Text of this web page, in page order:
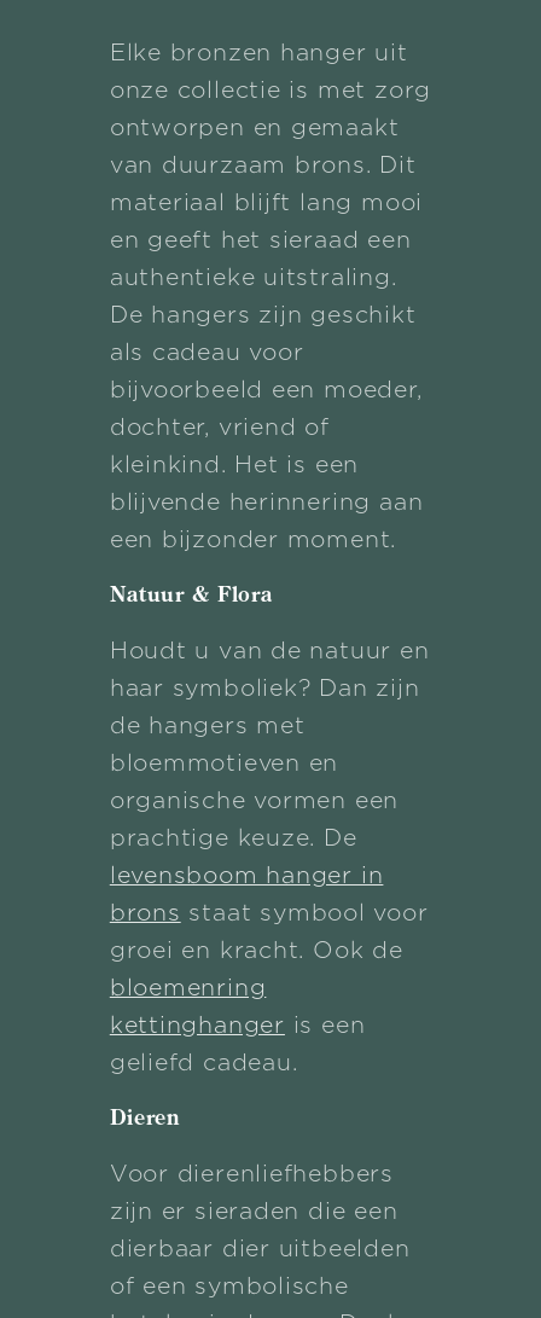
Elke bronzen hanger uit
onze collectie is met zorg
ontworpen en gemaakt
van duurzaam brons. Dit
materiaal blijft lang mooi
en geeft het sieraad een
authentieke uitstraling.
De hangers zijn geschikt
als cadeau voor
bijvoorbeeld een moeder,
dochter, vriend of
kleinkind. Het is een
blijvende herinnering aan
een bijzonder moment.
Natuur & Flora
Houdt u van de natuur en
haar symboliek? Dan zijn
de hangers met
bloemmotieven en
organische vormen een
prachtige keuze. De
levensboom hanger in
brons staat symbool voor
groei en kracht. Ook de
bloemenring
kettinghanger is een
geliefd cadeau.
Dieren
Voor dierenliefhebbers
zijn er sieraden die een
dierbaar dier uitbeelden
of een symbolische